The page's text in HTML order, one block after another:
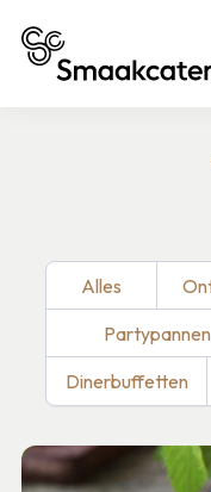
Alles
Partypannen
Dinerbuffetten